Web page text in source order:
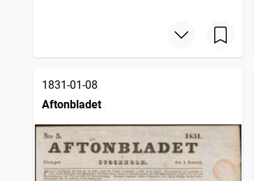
1831-01-08
Aftonbladet